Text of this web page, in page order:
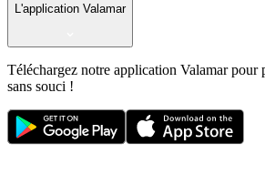
L'application Valamar
Téléchargez notre application Valamar pour
sans souci !